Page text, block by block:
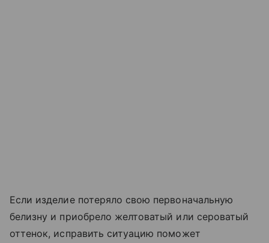
Если изделие потеряло свою первоначальную
белизну и приобрело желтоватый или сероватый
оттенок, исправить ситуацию поможет